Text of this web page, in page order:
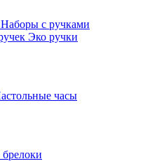
Наборы с ручками
Эко ручки
часы